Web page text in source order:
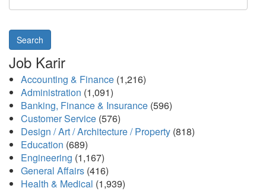
Search
Job Karir
Accounting & Finance (1,216)
Administration (1,091)
Banking, Finance & Insurance (596)
Customer Service (576)
Design / Art / Architecture / Property (818)
Education (689)
Engineering (1,167)
General Affairs (416)
Health & Medical (1,939)